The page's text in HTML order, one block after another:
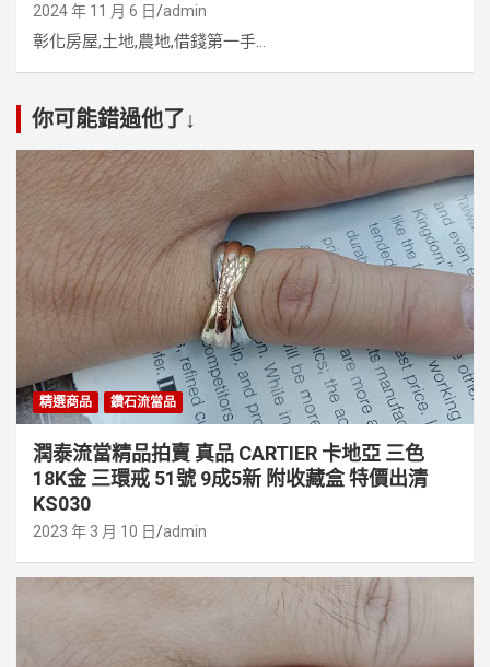
2024 年 11 月 6 日 admin
彰化房屋,土地,農地,借錢第一手...
你可能錯過他了↓
精選商品 鑽石流當品
潤泰流當精品拍賣 真品 CARTIER 卡地亞 三色
18K金 三環戒 51號 9成5新 附收藏盒 特價出清
KS030
2023 年 3 月 10 日 admin